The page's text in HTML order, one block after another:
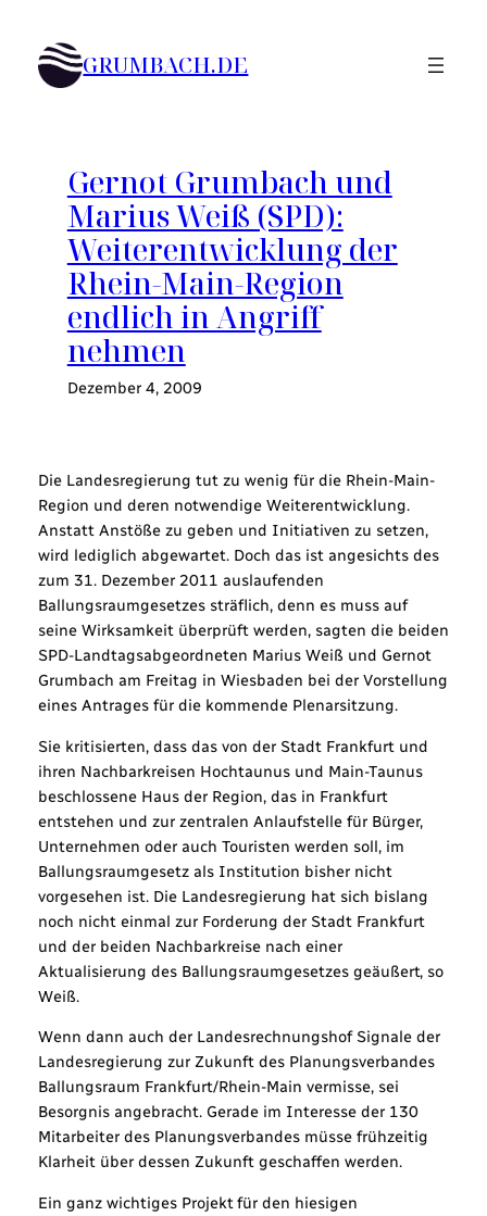
Inhalt
springen GRUMBACH.DE
Gernot Grumbach und
Marius Weiß (SPD):
Weiterentwicklung der
Rhein-Main-Region
endlich in Angriff
nehmen
Dezember 4, 2009
Die Landesregierung tut zu wenig für die Rhein-Main-
Region und deren notwendige Weiterentwicklung.
Anstatt Anstöße zu geben und Initiativen zu setzen,
wird lediglich abgewartet. Doch das ist angesichts des
zum 31. Dezember 2011 auslaufenden
Ballungsraumgesetzes sträflich, denn es muss auf
seine Wirksamkeit überprüft werden, sagten die beiden
SPD-Landtagsabgeordneten Marius Weiß und Gernot
Grumbach am Freitag in Wiesbaden bei der Vorstellung
eines Antrages für die kommende Plenarsitzung.
Sie kritisierten, dass das von der Stadt Frankfurt und
ihren Nachbarkreisen Hochtaunus und Main-Taunus
beschlossene Haus der Region, das in Frankfurt
entstehen und zur zentralen Anlaufstelle für Bürger,
Unternehmen oder auch Touristen werden soll, im
Ballungsraumgesetz als Institution bisher nicht
vorgesehen ist. Die Landesregierung hat sich bislang
noch nicht einmal zur Forderung der Stadt Frankfurt
und der beiden Nachbarkreise nach einer
Aktualisierung des Ballungsraumgesetzes geäußert, so
Weiß.
Wenn dann auch der Landesrechnungshof Signale der
Landesregierung zur Zukunft des Planungsverbandes
Ballungsraum Frankfurt/Rhein-Main vermisse, sei
Besorgnis angebracht. Gerade im Interesse der 130
Mitarbeiter des Planungsverbandes müsse frühzeitig
Klarheit über dessen Zukunft geschaffen werden.
Ein ganz wichtiges Projekt für den hiesigen